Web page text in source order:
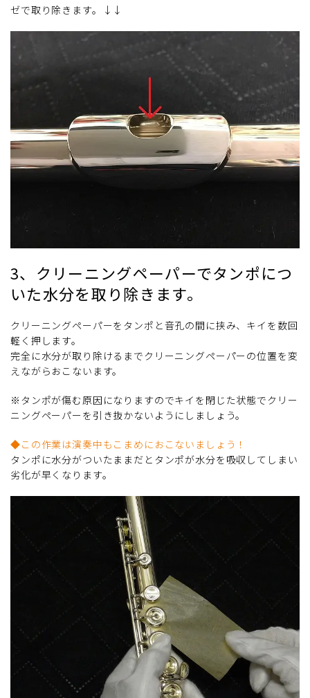
ゼで取り除きます。↓↓
3、クリーニングペーパーでタンポにつ
いた水分を取り除きます。
クリーニングペーパーをタンポと音孔の間に挟み、キイを数回
軽く押します。
完全に水分が取り除けるまでクリーニングペーパーの位置を変
えながらおこないます。
※タンポが傷む原因になりますのでキイを閉じた状態でクリー
ニングペーパーを引き抜かないようにしましょう。
◆この作業は演奏中もこまめにおこないましょう！
タンポに水分がついたままだとタンポが水分を吸収してしまい
劣化が早くなります。